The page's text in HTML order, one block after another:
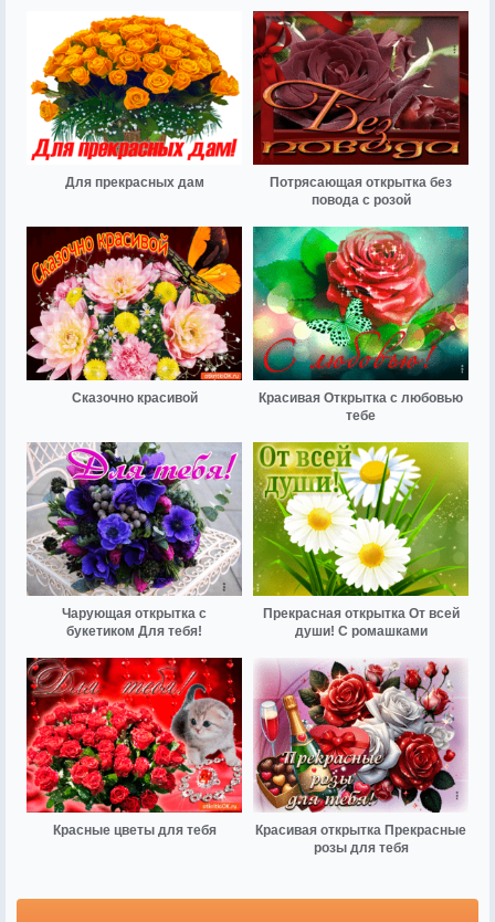
Для прекрасных дам
Потрясающая открытка без
повода с розой
Сказочно красивой
Красивая Открытка с любовью
тебе
Чарующая открытка с
букетиком Для тебя!
Прекрасная открытка От всей
души! С ромашками
Красные цветы для тебя
Красивая открытка Прекрасные
розы для тебя